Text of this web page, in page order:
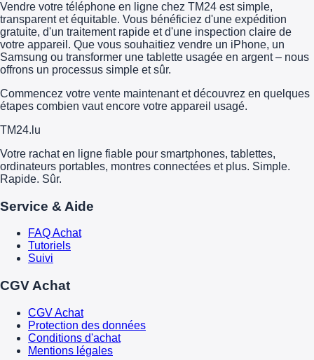
Vendre votre téléphone en ligne chez TM24 est simple,
transparent et équitable. Vous bénéficiez d'une expédition
gratuite, d'un traitement rapide et d'une inspection claire de
votre appareil. Que vous souhaitiez vendre un iPhone, un
Samsung ou transformer une tablette usagée en argent – nous
offrons un processus simple et sûr.
Commencez votre vente maintenant et découvrez en quelques
étapes combien vaut encore votre appareil usagé.
TM24.lu
Votre rachat en ligne fiable pour smartphones, tablettes,
ordinateurs portables, montres connectées et plus. Simple.
Rapide. Sûr.
Service & Aide
FAQ Achat
Tutoriels
Suivi
CGV Achat
CGV Achat
Protection des données
Conditions d'achat
Mentions légales